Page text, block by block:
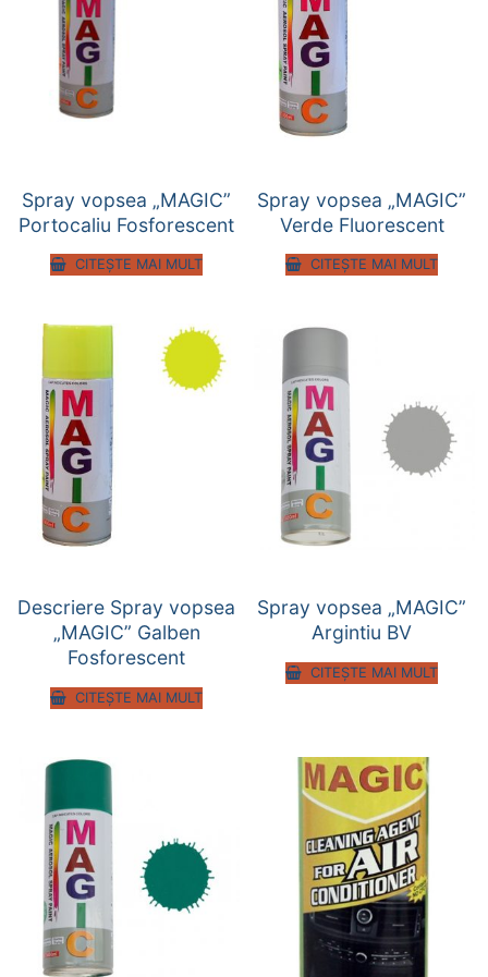
Spray vopsea „MAGIC”
Portocaliu Fosforescent
CITEȘTE MAI MULT
Spray vopsea „MAGIC”
Verde Fluorescent
CITEȘTE MAI MULT
Descriere Spray vopsea
„MAGIC” Galben
Fosforescent
CITEȘTE MAI MULT
Spray vopsea „MAGIC”
Argintiu BV
CITEȘTE MAI MULT